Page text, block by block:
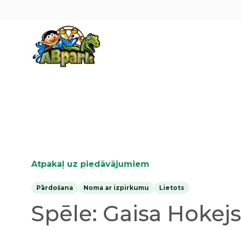
Atpakaļ uz piedāvājumiem
Pārdošana Noma ar izpirkumu Lietots
Spēle: Gaisa Hokejs